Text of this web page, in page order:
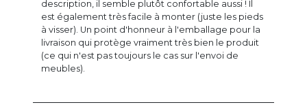
description, il semble plutôt confortable aussi ! Il
est également très facile à monter (juste les pieds
à visser). Un point d'honneur à l'emballage pour la
livraison qui protège vraiment très bien le produit
(ce qui n'est pas toujours le cas sur l'envoi de
meubles).